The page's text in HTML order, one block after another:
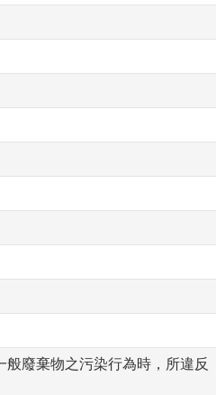
廢棄物之污染行為時，所違反